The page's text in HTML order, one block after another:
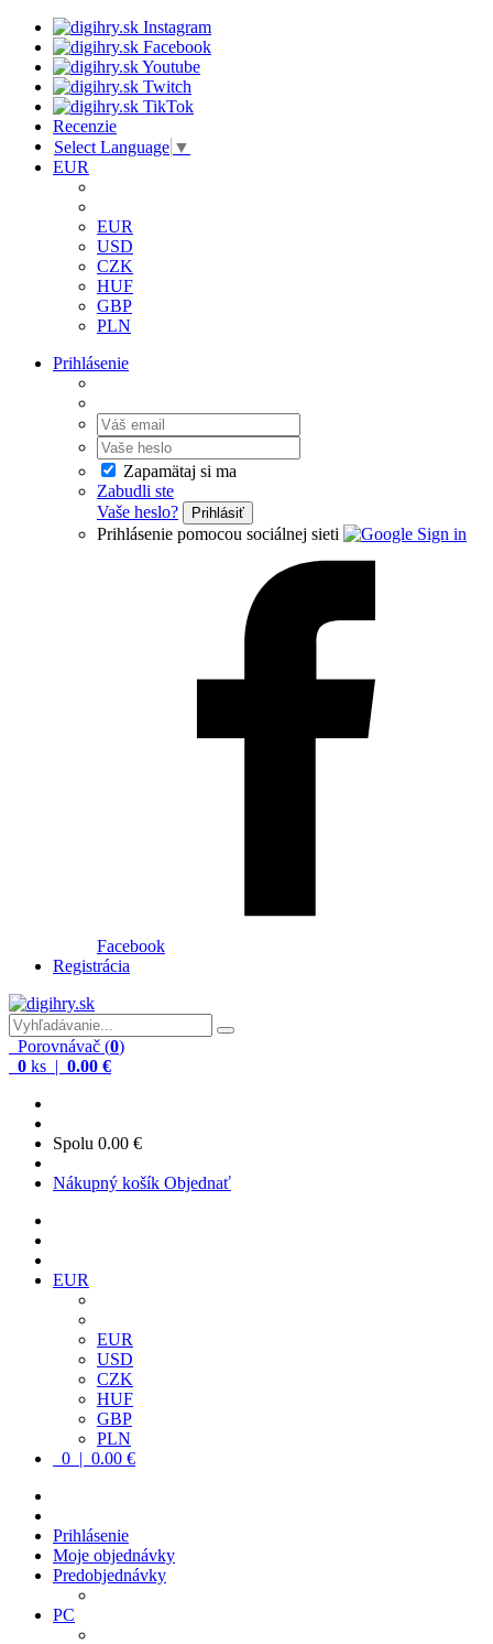
Recenzie
Select Language ▼
EUR
EUR
USD
CZK
HUF
GBP
PLN
Prihlásenie
Zapamätaj si ma
Zabudli ste
Vaše heslo?
Prihlásiť
Prihlásenie pomocou sociálnej sieti
Facebook
Registrácia
Porovnávač (0)
0 ks | 0.00 €
Spolu 0.00 €
Nákupný košík Objednať
EUR
EUR
USD
CZK
HUF
GBP
PLN
0 | 0.00 €
Prihlásenie
Moje objednávky
Predobjednávky
PC